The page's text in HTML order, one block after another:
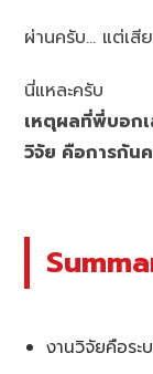
ผ่านครับ… แต่เสี
นี่แหละครับ
เหตุผลที่พี่บอก
วิจัย คือการกัน
งานวิจัยคือระ